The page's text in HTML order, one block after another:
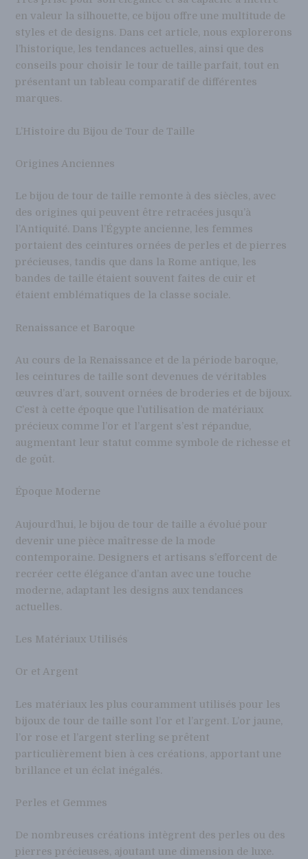
en valeur la silhouette, ce bijou offre une multitude de
styles et de designs. Dans cet article, nous explorerons
l’historique, les tendances actuelles, ainsi que des
conseils pour choisir le tour de taille parfait, tout en
présentant un tableau comparatif de différentes
marques.
L’Histoire du Bijou de Tour de Taille
Origines Anciennes
Le bijou de tour de taille remonte à des siècles, avec
des origines qui peuvent être retracées jusqu’à
l’Antiquité. Dans l’Égypte ancienne, les femmes
portaient des ceintures ornées de perles et de pierres
précieuses, tandis que dans la Rome antique, les
bandes de taille étaient souvent faites de cuir et
étaient emblématiques de la classe sociale.
Renaissance et Baroque
Au cours de la Renaissance et de la période baroque,
les ceintures de taille sont devenues de véritables
œuvres d’art, souvent ornées de broderies et de bijoux.
C’est à cette époque que l’utilisation de matériaux
précieux comme l’or et l’argent s’est répandue,
augmentant leur statut comme symbole de richesse et
de goût.
Époque Moderne
Aujourd’hui, le bijou de tour de taille a évolué pour
devenir une pièce maîtresse de la mode
contemporaine. Designers et artisans s’efforcent de
recréer cette élégance d’antan avec une touche
moderne, adaptant les designs aux tendances
actuelles.
Les Matériaux Utilisés
Or et Argent
Les matériaux les plus couramment utilisés pour les
bijoux de tour de taille sont l’or et l’argent. L’or jaune,
l’or rose et l’argent sterling se prêtent
particulièrement bien à ces créations, apportant une
brillance et un éclat inégalés.
Perles et Gemmes
De nombreuses créations intègrent des perles ou des
pierres précieuses, ajoutant une dimension de luxe.